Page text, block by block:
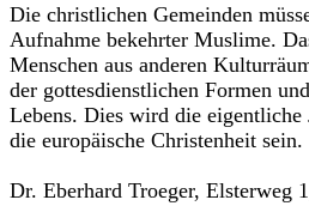
Die christlichen Gemeinden
Aufnahme bekehrter Muslime.
Menschen aus anderen
der gottesdienstlichen Formen
Lebens. Dies wird die eigentliche
die europäische Christenheit sein.
Dr. Eberhard Troeger, Elsterweg